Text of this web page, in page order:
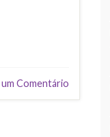
Comentário